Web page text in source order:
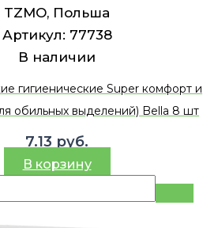
TZMO, Польша
Артикул: 77738
В наличии
гигиенические Super комфорт и
обильных выделений) Bella 8 шт
7.13 руб.
В корзину